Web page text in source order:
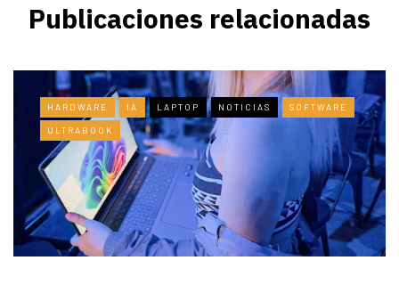
Publicaciones relacionadas
HARDWARE IA LAPTOP NOTICIAS SOFTWARE
ULTRABOOK